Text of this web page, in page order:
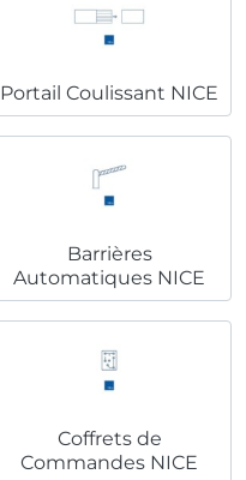
Portail Coulissant NICE
Barrières
Automatiques NICE
Coffrets de
Commandes NICE